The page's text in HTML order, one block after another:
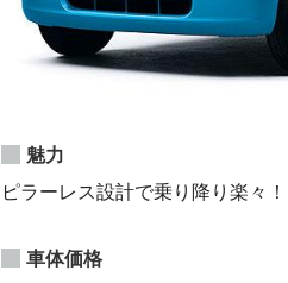
魅力
ピラーレス設計で乗り降り楽々！
車体価格